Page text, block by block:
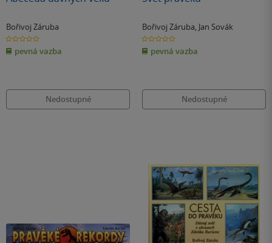
Bořivoj Záruba
0.0
z
5
hvězdiček
pevná vazba
Nedostupné
Bořivoj Záruba, Jan Sovák
0.0
z
5
hvězdiček
pevná vazba
Nedostupné